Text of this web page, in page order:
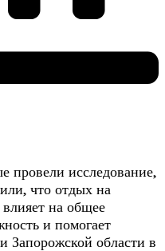
провели исследование,
что отдых на
на общее
и помогает
Запорожской области в